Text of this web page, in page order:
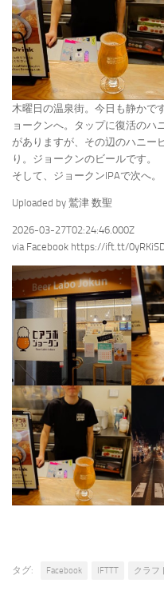
木曜日の温泉街。今日も静かで
ョークンへ。タップに復活のハ
がありますが、その辺のハニー
り。ジョークンのビールです。
そして、ジョークンIPAで次へ。
Uploaded by 鷲津 数聖
2026-03-27T02:24:46.000Z
via Facebook https://ift.tt/
タグ: Facebook IFTTT クラフ